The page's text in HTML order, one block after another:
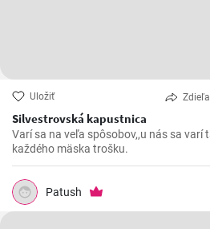
Uložiť
Silvestrovská kapustnica
Varí sa na veľa spôsobov,,u nás sa varí
každého mäska trošku.
Patush